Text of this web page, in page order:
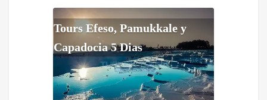
Tours Efeso, Pamukkale y
Capadocia 5 Dias